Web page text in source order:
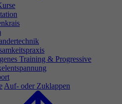
Training & Progressive
Auf- oder Zuklappen